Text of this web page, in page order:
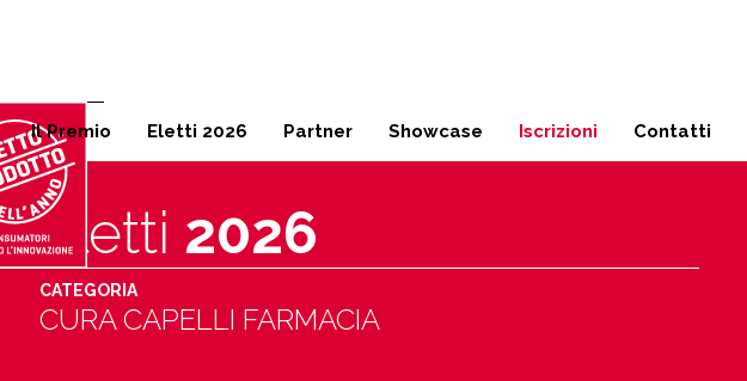
Corso Garibaldi 125, 20121 Milano 02 45 49 17 04
Il Premio Eletti 2026 Partner Showcase Iscrizioni Contatti
Eletti 2026
CATEGORIA
CURA CAPELLI FARMACIA